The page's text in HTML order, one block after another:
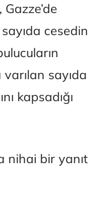
cesedin
sayıda
kapsadığı
nihai bir yanıt